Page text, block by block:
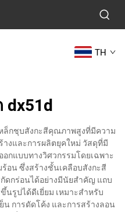
TH
dx51d
ล็กชุบสังกะสีคุณภาพสูงที่มีความ
งและการผลิตยุคใหม่ วัสดุที่มี
กแบบทางวิศวกรรมโดยเฉพาะ
อน ซึ่งสร้างชั้นเคลือบสังกะสี
ดกร่อนได้อย่างมีนัยสำคัญ แถบ
นรูปได้ดีเยี่ยม เหมาะสำหรับ
น การดัดโค้ง และการสร้างลอน